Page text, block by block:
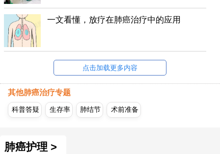
一文看懂，放疗在肺癌治疗中的应用
点击加载更多内容
其他肺癌治疗专题
科普答疑 生存率 肺结节 术前准备
肺癌护理 >